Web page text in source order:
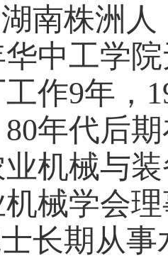
南株洲
中工学
作9年，
80年代后
机械与
械学会
长期从